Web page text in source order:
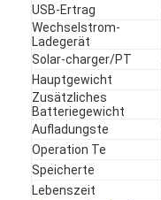
USB-Ertrag
Wechselstrom-
Ladegerät
Solar-charger/PT
Hauptgewicht
Zusätzliches
Batteriegewicht
Aufladungste
Operation Te
Speicherte
Lebenszeit